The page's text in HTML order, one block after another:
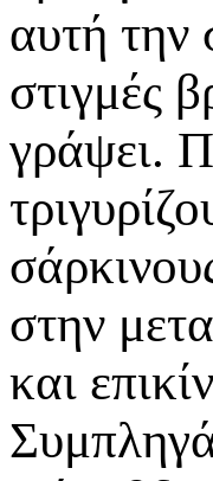
αυτή την
στιγμές
γράψει.
στην
και